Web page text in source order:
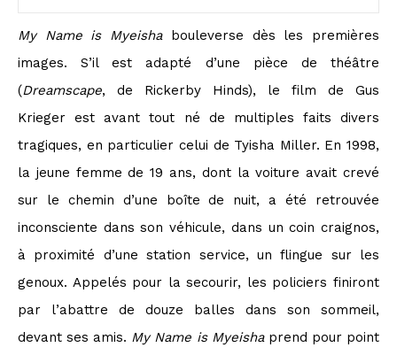
My Name is Myeishabouleverse dès les premières
images. S’il est adapté d’une pièce de théâtre
(Dreamscape, de Rickerby Hinds), le film de Gus
Krieger est avant tout né de multiples faits divers
tragiques, en particulier celui de Tyisha Miller. En 1998,
la jeune femme de 19 ans, dont la voiture avait crevé
sur le chemin d’une boîte de nuit, a été retrouvée
inconsciente dans son véhicule, dans un coin craignos,
à proximité d’une station service, un flingue sur les
genoux. Appelés pour la secourir, les policiers finiront
par l’abattre de douze balles dans son sommeil,
devant ses amis. My Name is Myeishaprend pour point